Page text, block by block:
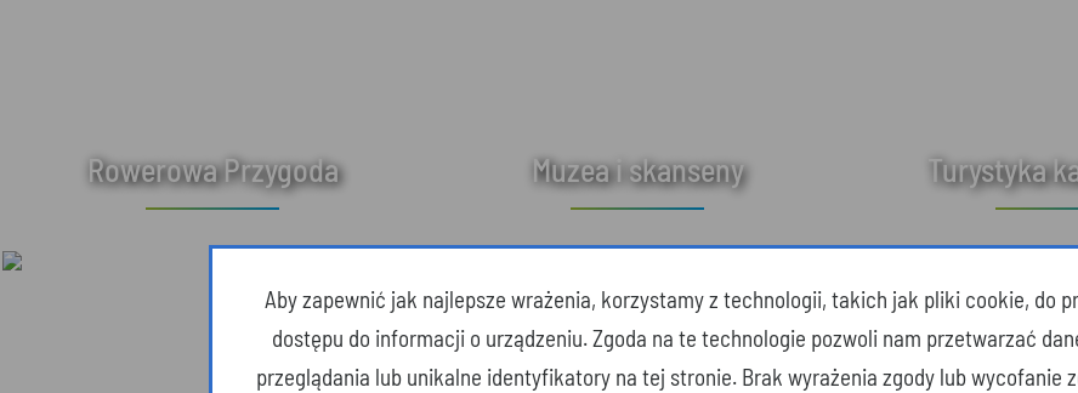
Rowerowa Przygoda Muzea i skanseny Turystyka
Aby zapewnić jak najlepsze wrażenia, korzystamy z technologii, takich jak pliki cookie, do
dostępu do informacji o urządzeniu. Zgoda na te technologie pozwoli nam przetwarzać
przeglądania lub unikalne identyfikatory na tej stronie. Brak wyrażenia zgody lub wycofanie